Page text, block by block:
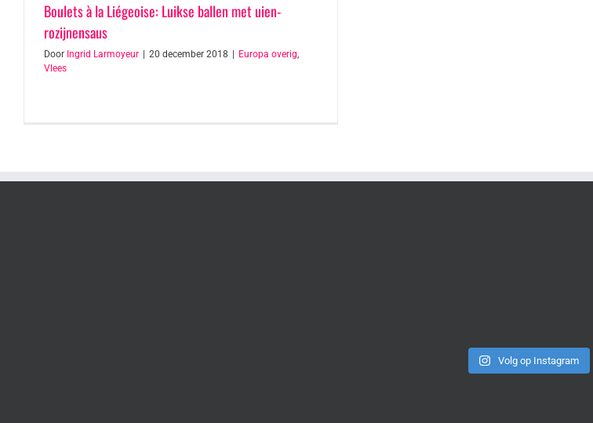
Boulets à la Liégeoise: Luikse ballen met uien-
rozijnensaus
Door Ingrid Larmoyeur 20 december 2018 Europa overig,
Vlees
Volg op Instagram